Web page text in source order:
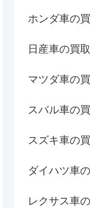
ホンダ車の
日産車の買
マツダ車の
スバル車の
スズキ車の
ダイハツ車
レクサス車